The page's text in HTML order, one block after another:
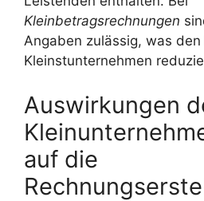
Kleinbetragsrechnungen
Angaben zulässig, was
Kleinstunternehmen
Auswirkungen
auf die